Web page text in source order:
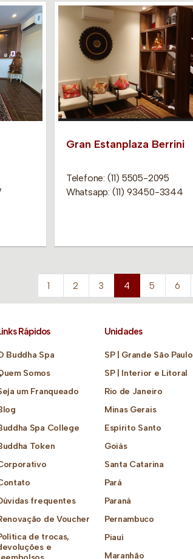
Gran Estanplaza Berrini
Telefone: (11) 5505-2095
Whatsapp: (11) 93450-3344
1 2 3 4 5 6
Rápidos
Buddha Spa
Somos
um Franqueado
Spa College
Token
frequentes
de Voucher
de trocas,
e
Unidades
SP | Grande São Paulo
SP | Interior e Litoral
Rio de Janeiro
Minas Gerais
Espírito Santo
Goiás
Santa Catarina
Pará
Paraná
Pernambuco
Piauí
Maranhão